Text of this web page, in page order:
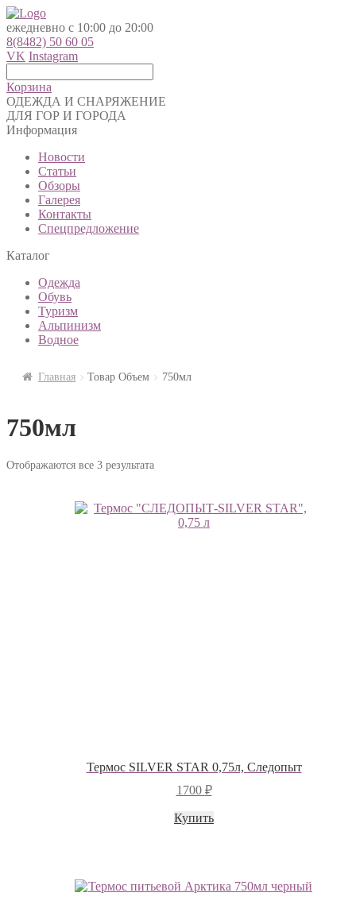
ежедневно с 10:00 до 20:00
8(8482) 50 60 05
VK Instagram
Корзина
ОДЕЖДА И СНАРЯЖЕНИЕ
ДЛЯ ГОР И ГОРОДА
Информация
Новости
Статьи
Обзоры
Галерея
Контакты
Спецпредложение
Каталог
Одежда
Обувь
Туризм
Альпинизм
Водное
Главная Товар Объем 750мл
750мл
Отображаются все 3 результата
Термос SILVER STAR 0,75л, Следопыт
1700 ₽
Купить